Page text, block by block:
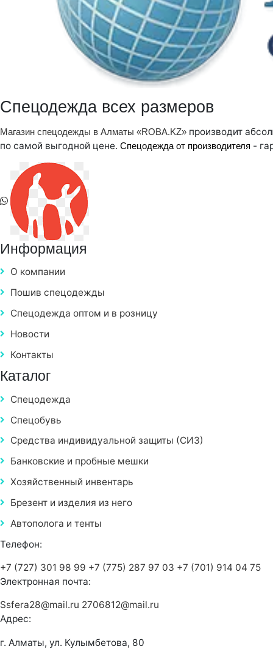
Спецодежда всех размеров
Магазин спецодежды в Алматы «ROBA.KZ» производит
по самой выгодной цене. Спецодежда от производителя -
Информация
О компании
Пошив спецодежды
Спецодежда оптом и в розницу
Новости
Контакты
Каталог
Спецодежда
Спецобувь
Средства индивидуальной защиты (СИЗ)
Банковские и пробные мешки
Хозяйственный инвентарь
Брезент и изделия из него
Автополога и тенты
Телефон:
+7 (727) 301 98 99 +7 (775) 287 97 03 +7 (701) 914 04 75
Электронная почта:
Ssfera28@mail.ru 2706812@mail.ru
Адрес:
г. Алматы, ул. Кулымбетова, 80